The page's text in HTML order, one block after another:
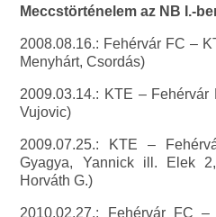
Meccstörténelem az NB I.-
2008.08.16.: Fehérvár FC –
Menyhárt, Csordás)
2009.03.14.: KTE –
Vujovic)
2009.07.25.: KTE –
Gyagya, Yannick ill. Elek
Horváth G.)
2010.02.27.: Fehérvár FC